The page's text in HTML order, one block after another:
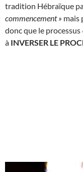
tradition Hébraïque
commencement » mais
donc que le processus
à INVERSER LE